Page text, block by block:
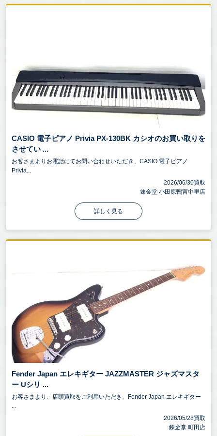
CASIO 電子ピアノ Privia PX-130BK カシオのお買い取りを
させてい ...
お客さまよりお電話にてお問い合わせいただき、CASIO 電子ピアノ
Privia...
2026/06/30買取
錬金堂 小田原鴨宮中里店
詳しく見る
Fender Japan エレキギター JAZZMASTER ジャズマスタ
ー Uシリ ...
お客さまより、店頭買取をご利用いただき、Fender Japan エレキギター
...
2026/05/28買取
錬金堂 町田店